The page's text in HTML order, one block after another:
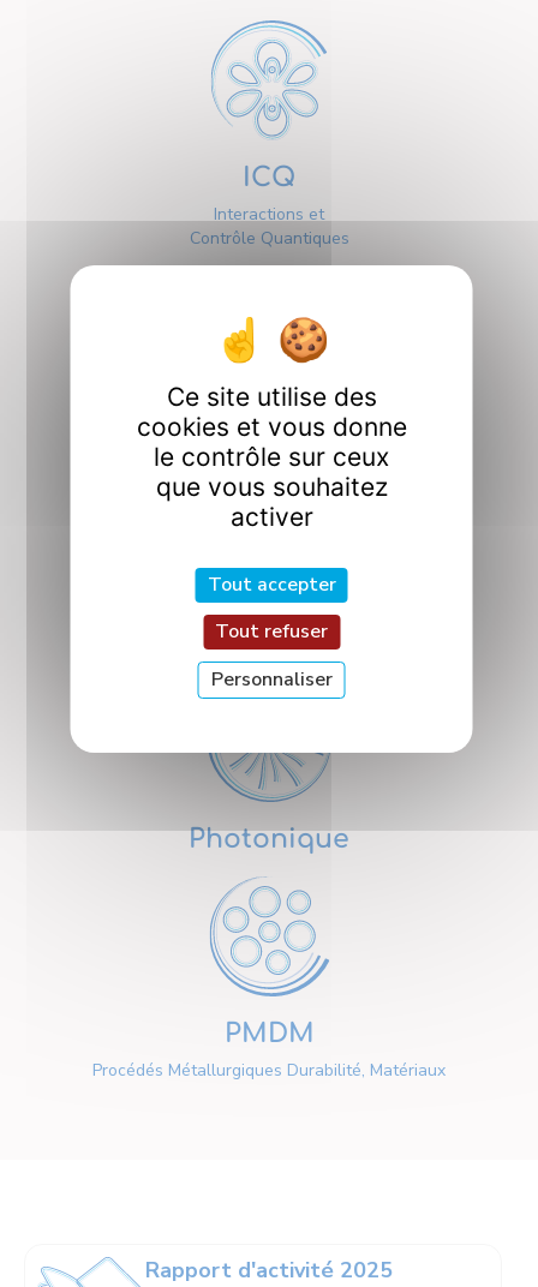
ICQ
Interactions et
Contrôle Quantiques
Interfaces
Nanosciences
Photonique
PMDM
Procédés Métallurgiques Durabilité, Matériaux
Rapport d'activité 2025
Ce site utilise des
cookies et vous donne
le contrôle sur ceux
que vous souhaitez
activer
Tout accepter
Tout refuser
Personnaliser